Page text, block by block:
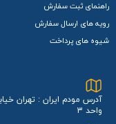
راهنمای ثبت سفارش
رویه های ارسال سفارش
شیوه های پرداخت
آدرس مودم ایران : تهران
واحد 3